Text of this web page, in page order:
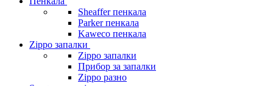
Sheaffer пенкала
Parker пенкала
Kaweco пенкала
Zippo запалки
Zippo запалки
Прибор за запалки
Zippo разно